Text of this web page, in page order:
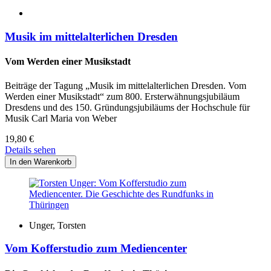
Musik im mittelalterlichen Dresden
Vom Werden einer Musikstadt
Beiträge der Tagung „Musik im mittelalterlichen Dresden. Vom
Werden einer Musikstadt“ zum 800. Ersterwähnungsjubiläum
Dresdens und des 150. Gründungsjubiläums der Hochschule für
Musik Carl Maria von Weber
19,80 €
Details sehen
Unger, Torsten
Vom Kofferstudio zum Mediencenter